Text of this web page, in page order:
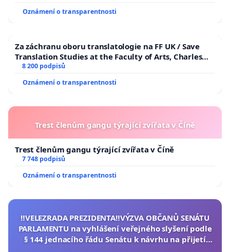
Oznámení o transparentnosti
Za záchranu oboru translatologie na FF UK / Save
Translation Studies at the Faculty of Arts, Charles
University
8 200 podpisů
Oznámení o transparentnosti
Trest členům gangu týrající zvířata v Číně
Trest členům gangu týrající zvířata v Číně
7 748 podpisů
Oznámení o transparentnosti
‼️VELEZRADA PREZIDENTA‼️VÝZVA OBČANŮ SENÁTU
PARLAMENTU na vyhlášení veřejného slyšení podle
§ 144 jednacího řádu Senátu k návrhu na přijetí